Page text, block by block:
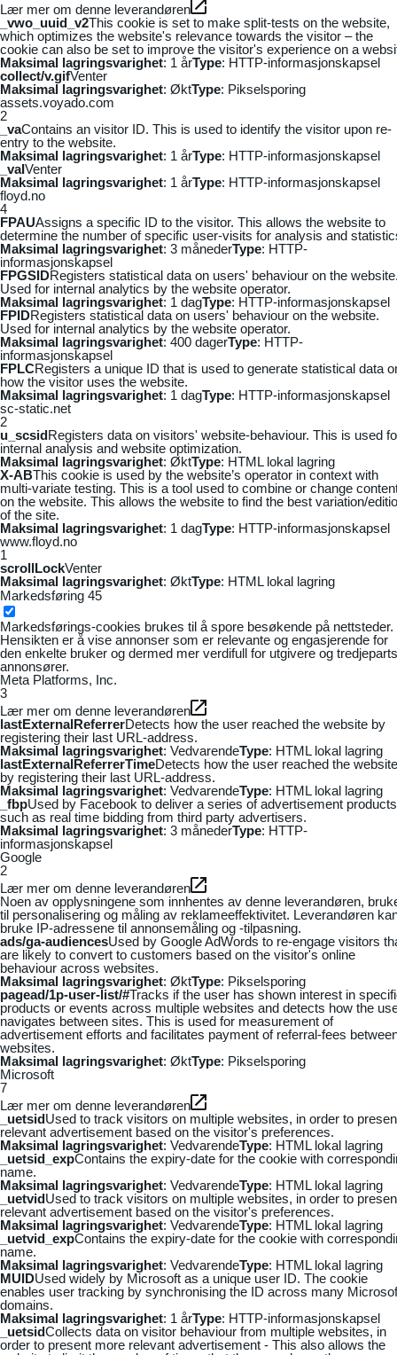
Lær mer om denne leverandøren
_vwo_uuid_v2This cookie is set to make split-tests on the website,
which optimizes the website's relevance towards the visitor – the
cookie can also be set to improve the visitor's experience on a
Maksimal lagringsvarighet: 1 årType: HTTP-informasjonskapsel
collect/v.gifVenter
Maksimal lagringsvarighet: ØktType: Pikselsporing
assets.voyado.com
2
_vaContains an visitor ID. This is used to identify the visitor upon re-
entry to the website.
Maksimal lagringsvarighet: 1 årType: HTTP-informasjonskapsel
_vaIVenter
Maksimal lagringsvarighet: 1 årType: HTTP-informasjonskapsel
floyd.no
4
FPAUAssigns a specific ID to the visitor. This allows the website to
determine the number of specific user-visits for analysis and
Maksimal lagringsvarighet: 3 månederType: HTTP-
informasjonskapsel
FPGSIDRegisters statistical data on users' behaviour on the
Used for internal analytics by the website operator.
Maksimal lagringsvarighet: 1 dagType: HTTP-informasjonskapsel
FPIDRegisters statistical data on users' behaviour on the website.
Used for internal analytics by the website operator.
Maksimal lagringsvarighet: 400 dagerType: HTTP-
informasjonskapsel
FPLCRegisters a unique ID that is used to generate statistical data
how the visitor uses the website.
Maksimal lagringsvarighet: 1 dagType: HTTP-informasjonskapsel
sc-static.net
2
u_scsidRegisters data on visitors' website-behaviour. This is used
internal analysis and website optimization.
Maksimal lagringsvarighet: ØktType: HTML lokal lagring
X-ABThis cookie is used by the website’s operator in context with
multi-variate testing. This is a tool used to combine or change
on the website. This allows the website to find the best variation/
of the site.
Maksimal lagringsvarighet: 1 dagType: HTTP-informasjonskapsel
www.floyd.no
1
scrollLockVenter
Maksimal lagringsvarighet: ØktType: HTML lokal lagring
Markedsføring 45
Markedsførings-cookies brukes til å spore besøkende på nettsteder.
Hensikten er å vise annonser som er relevante og engasjerende for
den enkelte bruker og dermed mer verdifull for utgivere og tredjeparts
annonsører.
Meta Platforms, Inc.
3
Lær mer om denne leverandøren
lastExternalReferrerDetects how the user reached the website by
registering their last URL-address.
Maksimal lagringsvarighet: VedvarendeType: HTML lokal lagring
lastExternalReferrerTimeDetects how the user reached the website
by registering their last URL-address.
Maksimal lagringsvarighet: VedvarendeType: HTML lokal lagring
_fbpUsed by Facebook to deliver a series of advertisement products
such as real time bidding from third party advertisers.
Maksimal lagringsvarighet: 3 månederType: HTTP-
informasjonskapsel
Google
2
Lær mer om denne leverandøren
Noen av opplysningene som innhentes av denne leverandøren,
til personalisering og måling av reklameeffektivitet. Leverandøren
bruke IP-adressene til annonsemåling og -tilpasning.
ads/ga-audiencesUsed by Google AdWords to re-engage visitors
are likely to convert to customers based on the visitor's online
behaviour across websites.
Maksimal lagringsvarighet: ØktType: Pikselsporing
pagead/1p-user-list/#Tracks if the user has shown interest in
products or events across multiple websites and detects how the
navigates between sites. This is used for measurement of
advertisement efforts and facilitates payment of referral-fees
websites.
Maksimal lagringsvarighet: ØktType: Pikselsporing
Microsoft
7
Lær mer om denne leverandøren
_uetsidUsed to track visitors on multiple websites, in order to
relevant advertisement based on the visitor's preferences.
Maksimal lagringsvarighet: VedvarendeType: HTML lokal lagring
_uetsid_expContains the expiry-date for the cookie with
name.
Maksimal lagringsvarighet: VedvarendeType: HTML lokal lagring
_uetvidUsed to track visitors on multiple websites, in order to
relevant advertisement based on the visitor's preferences.
Maksimal lagringsvarighet: VedvarendeType: HTML lokal lagring
_uetvid_expContains the expiry-date for the cookie with
name.
Maksimal lagringsvarighet: VedvarendeType: HTML lokal lagring
MUIDUsed widely by Microsoft as a unique user ID. The cookie
enables user tracking by synchronising the ID across many
domains.
Maksimal lagringsvarighet: 1 årType: HTTP-informasjonskapsel
_uetsidCollects data on visitor behaviour from multiple websites, in
order to present more relevant advertisement - This also allows the